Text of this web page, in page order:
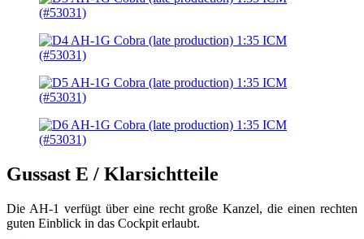
Gussast E / Klarsichtteile
Die AH-1 verfügt über eine recht große Kanzel, die einen rechten
guten Einblick in das Cockpit erlaubt.